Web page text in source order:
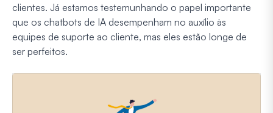
clientes. Já estamos testemunhando o papel importante
que os chatbots de IA desempenham no auxílio às
equipes de suporte ao cliente, mas eles estão longe de
ser perfeitos.